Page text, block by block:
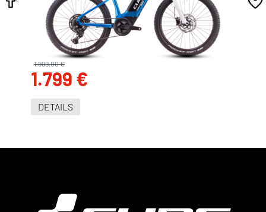
1.799 €
1.999,00 €
DETAILS